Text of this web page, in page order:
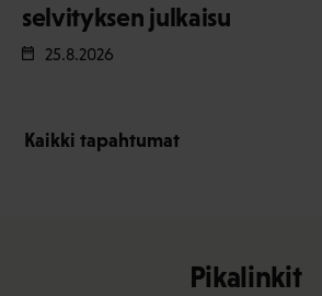
selvityksen julkaisu
25.8.2026
Kaikki tapahtumat
Pikalinkit